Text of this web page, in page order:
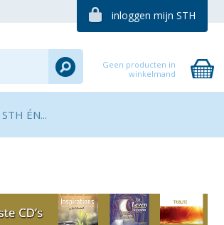
inloggen mijn STH
Geen producten in
winkelmand
STH ÉN...